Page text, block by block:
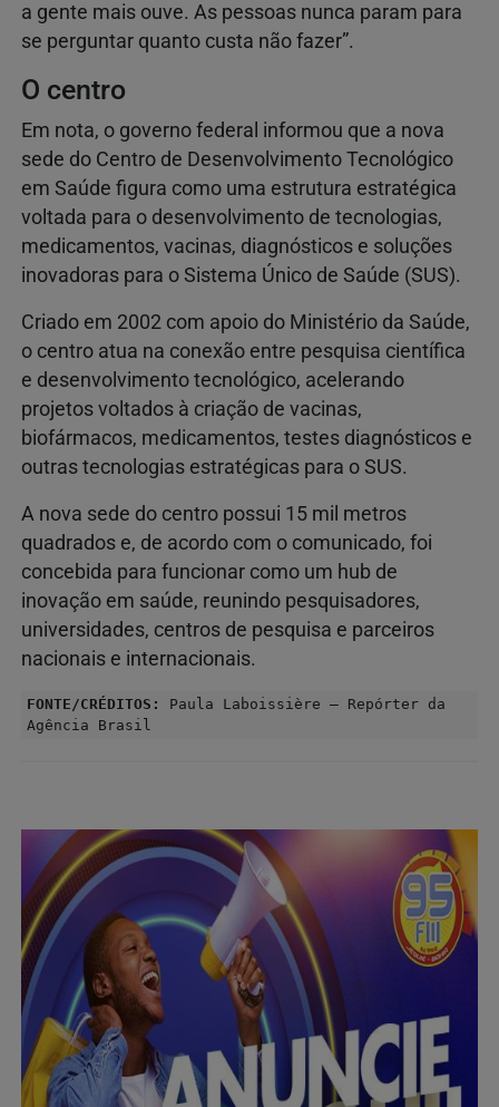
a gente mais ouve. As pessoas nunca param para
se perguntar quanto custa não fazer”.
O centro
Em nota, o governo federal informou que a nova
sede do Centro de Desenvolvimento Tecnológico
em Saúde figura como uma estrutura estratégica
voltada para o desenvolvimento de tecnologias,
medicamentos, vacinas, diagnósticos e soluções
inovadoras para o Sistema Único de Saúde (SUS).
Criado em 2002 com apoio do Ministério da Saúde,
o centro atua na conexão entre pesquisa científica
e desenvolvimento tecnológico, acelerando
projetos voltados à criação de vacinas,
biofármacos, medicamentos, testes diagnósticos e
outras tecnologias estratégicas para o SUS.
A nova sede do centro possui 15 mil metros
quadrados e, de acordo com o comunicado, foi
concebida para funcionar como um hub de
inovação em saúde, reunindo pesquisadores,
universidades, centros de pesquisa e parceiros
nacionais e internacionais.
FONTE/CRÉDITOS:
Paula Laboissière – Repórter da
Agência Brasil